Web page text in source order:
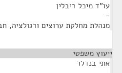
עו"ד מיכל ריבלין
-
מנהלת מחלקת ערוצים ורגולציה,
ייעוץ משפטי
אתי בנדלר